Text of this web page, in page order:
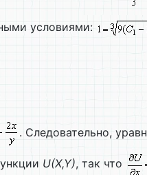
условиями:
. Следовательно,
U(X,Y), так что